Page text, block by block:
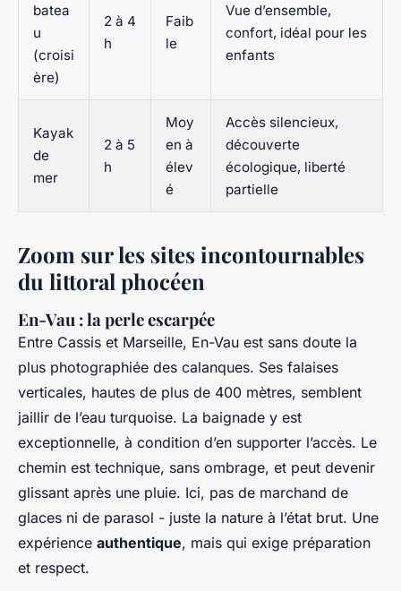
batea
u
(croisi
ère)
2 à 4
h
Faib
le
Vue d’ensemble,
confort, idéal pour les
enfants
Kayak
de
mer
2 à 5
h
Moy
en à
élev
é
Accès silencieux,
découverte
écologique, liberté
partielle
Zoom sur les sites incontournables
du littoral phocéen
En-Vau : la perle escarpée
Entre Cassis et Marseille, En-Vau est sans doute la
plus photographiée des calanques. Ses falaises
verticales, hautes de plus de 400 mètres, semblent
jaillir de l’eau turquoise. La baignade y est
exceptionnelle, à condition d’en supporter l’accès. Le
chemin est technique, sans ombrage, et peut devenir
glissant après une pluie. Ici, pas de marchand de
glaces ni de parasol - juste la nature à l’état brut. Une
expérience authentique, mais qui exige préparation
et respect.